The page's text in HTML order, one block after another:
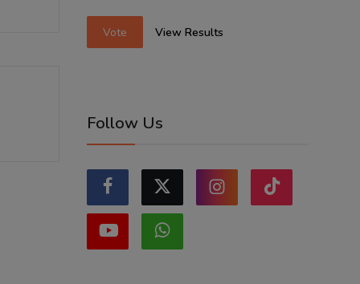
Vote View Results
Follow Us